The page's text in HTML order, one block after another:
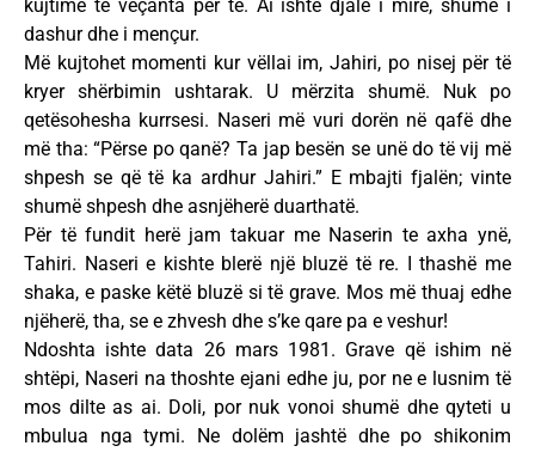
kujtime të veçanta për të. Ai ishte djalë i mirë, shumë i
dashur dhe i mençur.
Më kujtohet momenti kur vëllai im, Jahiri, po nisej për të
kryer shërbimin ushtarak. U mërzita shumë. Nuk po
qetësohesha kurrsesi. Naseri më vuri dorën në qafë dhe
më tha: “Përse po qanë? Ta jap besën se unë do të vij më
shpesh se që të ka ardhur Jahiri.” E mbajti fjalën; vinte
shumë shpesh dhe asnjëherë duarthatë.
Për të fundit herë jam takuar me Naserin te axha ynë,
Tahiri. Naseri e kishte blerë një bluzë të re. I thashë me
shaka, e paske këtë bluzë si të grave. Mos më thuaj edhe
njëherë, tha, se e zhvesh dhe s’ke qare pa e veshur!
Ndoshta ishte data 26 mars 1981. Grave që ishim në
shtëpi, Naseri na thoshte ejani edhe ju, por ne e lusnim të
mos dilte as ai. Doli, por nuk vonoi shumë dhe qyteti u
mbulua nga tymi. Ne dolëm jashtë dhe po shikonim